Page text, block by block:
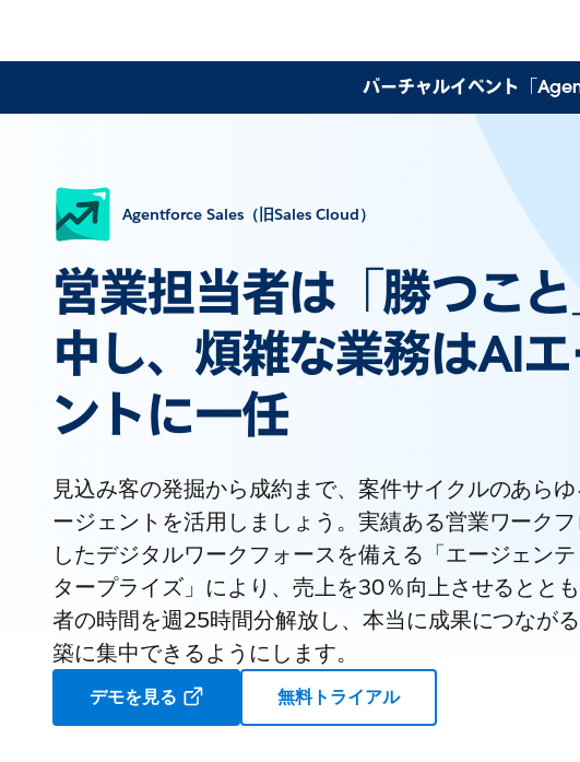
バーチャルイベント「
Agentforce Sales（旧Sales Cloud）
営業担当者は「勝つこ
中し、煩雑な業務はAI
ントに一任
見込み客の発掘から成約まで、案件サイクルのあら
ージェントを活用しましょう。実績ある営業ワーク
したデジタルワークフォースを備える「エージェン
タープライズ」により、売上を30％向上させるとと
者の時間を週25時間分解放し、本当に成果につなが
築に集中できるようにします。
デモを見る 無料トライアル